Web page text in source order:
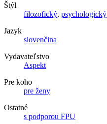
Štýl
filozofický, psychologický
Jazyk
slovenčina
Vydavateľstvo
Aspekt
Pre koho
pre ženy
Ostatné
s podporou FPU